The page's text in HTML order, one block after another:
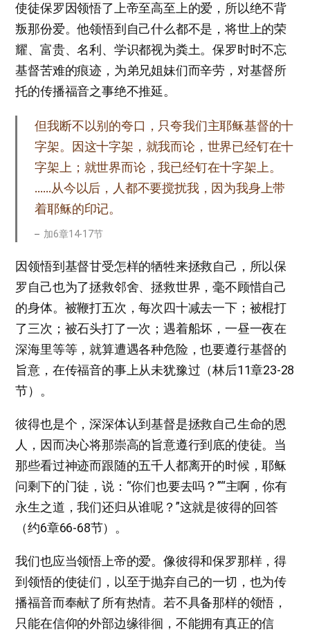
使徒保罗因领悟了上帝至高至上的爱，所以绝不背
叛那份爱。他领悟到自己什么都不是，将世上的荣
耀、富贵、名利、学识都视为粪土。保罗时时不忘
基督苦难的痕迹，为弟兄姐妹们而辛劳，对基督所
托的传播福音之事绝不推延。
但我断不以别的夸口，只夸我们主耶稣基督的十
字架。因这十字架，就我而论，世界已经钉在十
字架上；就世界而论，我已经钉在十字架上。
……从今以后，人都不要搅扰我，因为我身上带
着耶稣的印记。
加6章14-17节
因领悟到基督甘受怎样的牺牲来拯救自己，所以保
罗自己也为了拯救邻舍、拯救世界，毫不顾惜自己
的身体。被鞭打五次，每次四十减去一下；被棍打
了三次；被石头打了一次；遇着船坏，一昼一夜在
深海里等等，就算遭遇各种危险，也要遵行基督的
旨意，在传福音的事上从未犹豫过（林后11章23-28
节）。
彼得也是个，深深体认到基督是拯救自己生命的恩
人，因而决心将那崇高的旨意遵行到底的使徒。当
那些看过神迹而跟随的五千人都离开的时候，耶稣
问剩下的门徒，说：“你们也要去吗？”“主啊，你有
永生之道，我们还归从谁呢？”这就是彼得的回答
（约6章66-68节）。
我们也应当领悟上帝的爱。像彼得和保罗那样，得
到领悟的使徒们，以至于抛弃自己的一切，也为传
播福音而奉献了所有热情。若不具备那样的领悟，
只能在信仰的外部边缘徘徊，不能拥有真正的信